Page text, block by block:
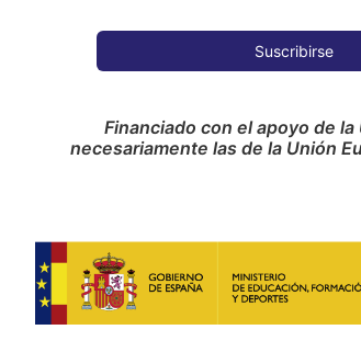
Financiado con el apoyo de
necesariamente las de la Unión